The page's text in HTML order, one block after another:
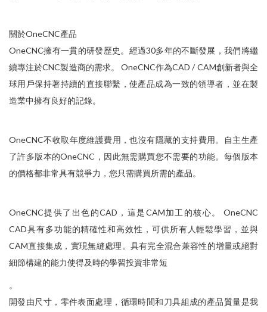
關於OneCNC產品
OneCNC擁有一貫的研發歷史。經過30多年的不斷發展，我們將繼
續專注於CNC製造商的需求。 OneCNC作為CAD / CAM創新者與全
球用戶保持著持續的直接聯繫，使產品成為一致的領導者，並在製
造業中擁有良好的記錄。
OneCNC不收取年度維護費用，也沒有隱藏的支持費用。自主生產
了許多版本的OneCNC，因此無需購買您不需要的功能。每個版本
的價格都非常具有競爭力，您只需購買所需的產品。
OneCNC提供了出色的CAD，這是CAM加工的核心。 OneCNC
CAD具有多功能的精確性和高效性，可供所有人輕鬆學習，並與
CAM直接集成，實現無縫處理。具有完全混合兼容性的增量或絕對
細節構建的能力使得及時的學習投資非常短
。
開發由尺寸，零件表面處理，循環時間和刀具組成的產品質量是我